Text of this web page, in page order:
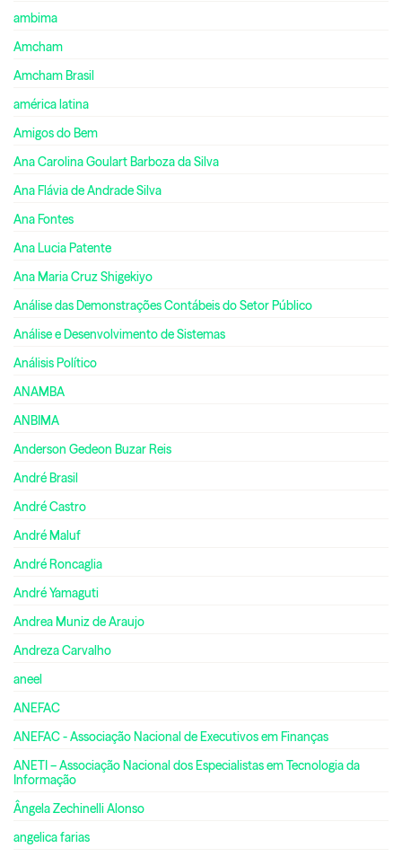
ambima
Amcham
Amcham Brasil
américa latina
Amigos do Bem
Ana Carolina Goulart Barboza da Silva
Ana Flávia de Andrade Silva
Ana Fontes
Ana Lucia Patente
Ana Maria Cruz Shigekiyo
Análise das Demonstrações Contábeis do Setor Público
Análise e Desenvolvimento de Sistemas
Análisis Político
ANAMBA
ANBIMA
Anderson Gedeon Buzar Reis
André Brasil
André Castro
André Maluf
André Roncaglia
André Yamaguti
Andrea Muniz de Araujo
Andreza Carvalho
aneel
ANEFAC
ANEFAC - Associação Nacional de Executivos em Finanças
ANETI – Associação Nacional dos Especialistas em Tecnologia da
Informação
Ângela Zechinelli Alonso
angelica farias